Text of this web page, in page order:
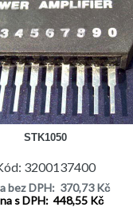
STK1050
3200137400
bez DPH: 370,73 Kč
s DPH: 448,55 Kč